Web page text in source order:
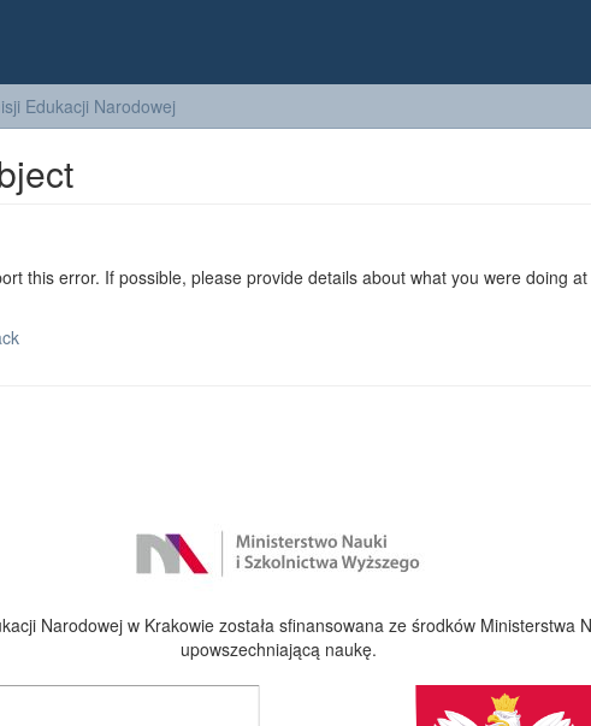
Edukacji Narodowej
this error. If possible, please provide details about what you were doing at
Narodowej w Krakowie została sfinansowana ze środków Ministerstwa
upowszechniającą naukę.